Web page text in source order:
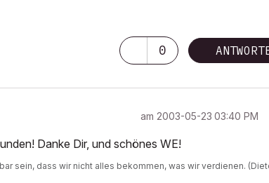
0
am ‎2003-05-23 03:40 PM
Danke Dir, und schönes WE!
sein, dass wir nicht alles bekommen, was wir verdienen.